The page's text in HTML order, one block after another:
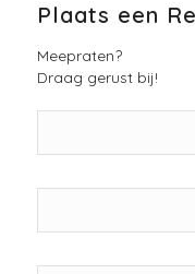
Plaats een
Meepraten?
Draag gerust bij!